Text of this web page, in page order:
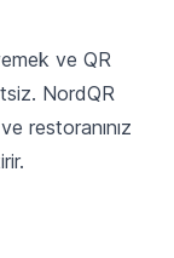
ve QR
NordQR
restoranınız